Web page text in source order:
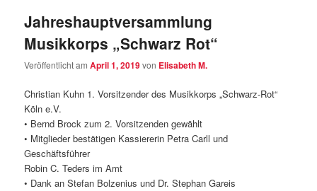
Jahreshauptversammlung
Musikkorps „Schwarz Rot“
Veröffentlicht amApril 1, 2019von Elisabeth M.
Christian Kuhn 1. Vorsitzender des Musikkorps „Schwarz-Rot“
Köln e.V.
• Bernd Brock zum 2. Vorsitzenden gewählt
• Mitglieder bestätigen Kassiererin Petra Carll und
Geschäftsführer
Robin C. Teders im Amt
• Dank an Stefan Bolzenius und Dr. Stephan Gareis